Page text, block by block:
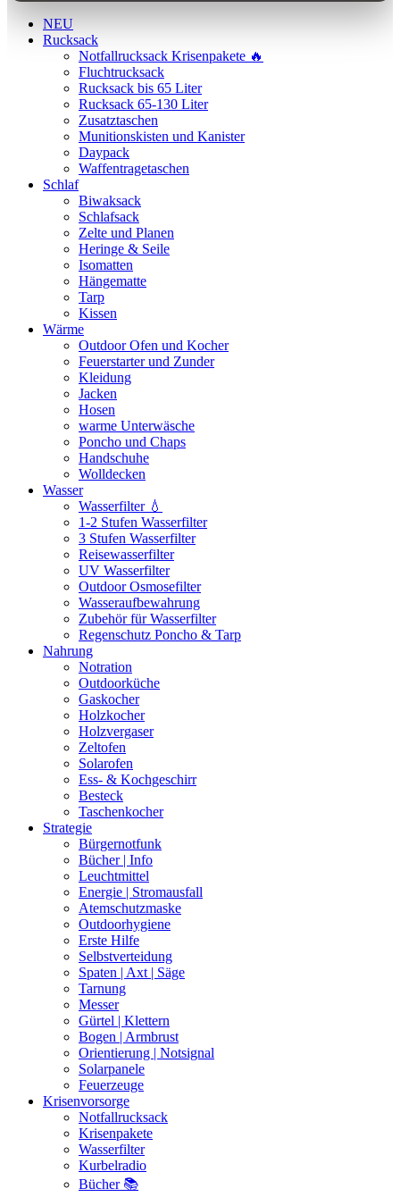
NEU
Rucksack
Notfallrucksack Krisenpakete 🔥
Fluchtrucksack
Rucksack bis 65 Liter
Rucksack 65-130 Liter
Zusatztaschen
Munitionskisten und Kanister
Daypack
Waffentragetaschen
Schlaf
Biwaksack
Schlafsack
Zelte und Planen
Heringe & Seile
Isomatten
Hängematte
Tarp
Kissen
Wärme
Outdoor Ofen und Kocher
Feuerstarter und Zunder
Kleidung
Jacken
Hosen
warme Unterwäsche
Poncho und Chaps
Handschuhe
Wolldecken
Wasser
Wasserfilter 💧
1-2 Stufen Wasserfilter
3 Stufen Wasserfilter
Reisewasserfilter
UV Wasserfilter
Outdoor Osmosefilter
Wasseraufbewahrung
Zubehör für Wasserfilter
Regenschutz Poncho & Tarp
Nahrung
Notration
Outdoorküche
Gaskocher
Holzkocher
Holzvergaser
Zeltofen
Solarofen
Ess- & Kochgeschirr
Besteck
Taschenkocher
Strategie
Bürgernotfunk
Bücher | Info
Leuchtmittel
Energie | Stromausfall
Atemschutzmaske
Outdoorhygiene
Erste Hilfe
Selbstverteidung
Spaten | Axt | Säge
Tarnung
Messer
Gürtel | Klettern
Bogen | Armbrust
Orientierung | Notsignal
Solarpanele
Feuerzeuge
Krisenvorsorge
Notfallrucksack
Krisenpakete
Wasserfilter
Kurbelradio
Bücher 📚